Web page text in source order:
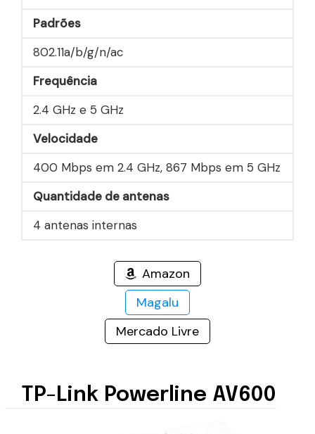
Padrões
802.11a/b/g/n/ac
Frequência
2.4 GHz e 5 GHz
Velocidade
400 Mbps em 2.4 GHz, 867 Mbps em 5 GHz
Quantidade de antenas
4 antenas internas
Amazon
Magalu
Mercado Livre
TP-Link Powerline AV600